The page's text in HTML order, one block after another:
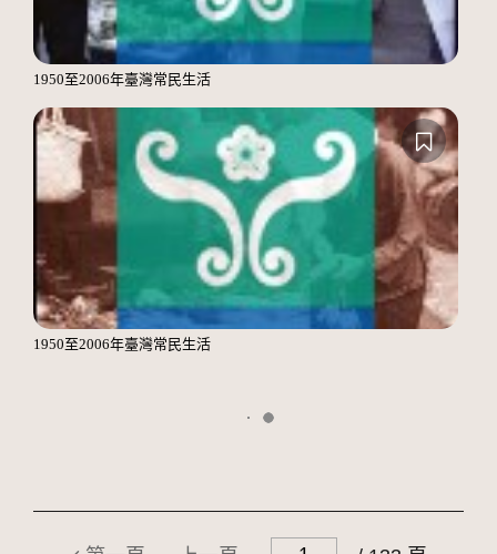
1950至2006年臺灣常民生活
1950至2006年臺灣常民生活